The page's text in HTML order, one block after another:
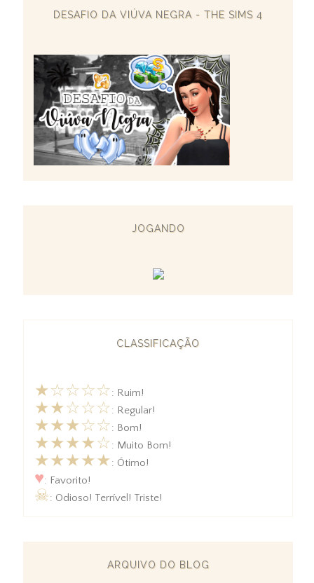
DESAFIO DA VIÚVA NEGRA - THE SIMS 4
JOGANDO
CLASSIFICAÇÃO
★☆☆☆☆: Ruim!
★★☆☆☆: Regular!
★★★☆☆: Bom!
★★★★☆: Muito Bom!
★★★★★: Ótimo!
♥: Favorito!
☠: Odioso! Terrível! Triste!
ARQUIVO DO BLOG